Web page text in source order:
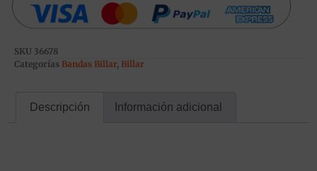
SKU 36678
Categorías Bandas Billar, Billar
Descripción Información adicional